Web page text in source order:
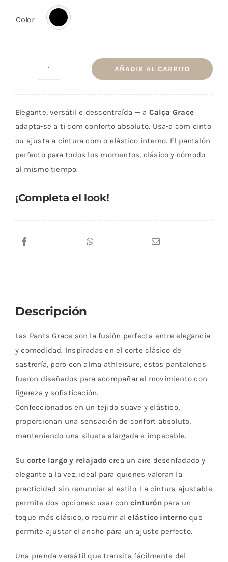
Color
cantidad
AÑADIR AL CARRITO
Elegante, versátil e descontraída — a Calça Grace
adapta-se a ti com conforto absoluto. Usa-a com cinto
ou ajusta a cintura com o elástico interno. El pantalón
perfecto para todos los momentos, clásico y cómodo
al mismo tiempo.
¡Completa el look!
Descripción
Las Pants Grace son la fusión perfecta entre elegancia
y comodidad. Inspiradas en el corte clásico de
sastrería, pero con alma athleisure, estos pantalones
fueron diseñados para acompañar el movimiento con
ligereza y sofisticación.
Confeccionados en un tejido suave y elástico,
proporcionan una sensación de confort absoluto,
manteniendo una silueta alargada e impecable.
Su corte largo y relajado crea un aire desenfadado y
elegante a la vez, ideal para quienes valoran la
practicidad sin renunciar al estilo. La cintura ajustable
permite dos opciones: usar con cinturónpara un
toque más clásico, o recurrir alelástico interno que
permite ajustar el ancho para un ajuste perfecto.
Una prenda versátil que transita fácilmente del